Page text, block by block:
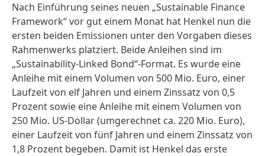
Nach Einführung seines neuen „Sustainable Finance
Framework“ vor gut einem Monat hat Henkel nun die
ersten beiden Emissionen unter den Vorgaben dieses
Rahmenwerks platziert. Beide Anleihen sind im
„Sustainability-Linked Bond“-Format. Es wurde eine
Anleihe mit einem Volumen von 500 Mio. Euro, einer
Laufzeit von elf Jahren und einem Zinssatz von 0,5
Prozent sowie eine Anleihe mit einem Volumen von
250 Mio. US-Dollar(umgerechnet ca. 220 Mio. Euro),
einer Laufzeit von fünf Jahren und einem Zinssatz von
1,8 Prozent begeben. Damit ist Henkel das erste